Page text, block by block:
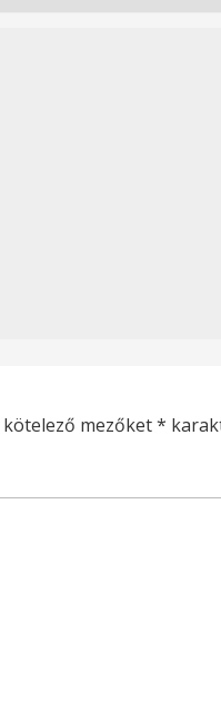
kötelező mezőket*